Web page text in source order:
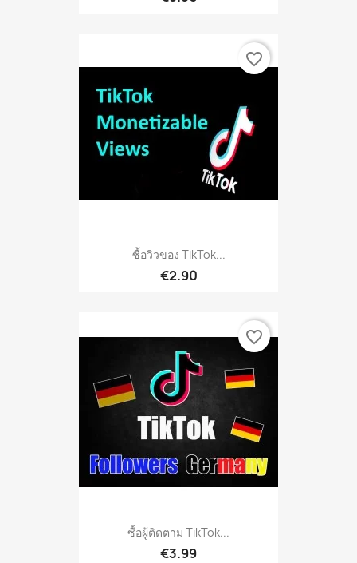
ซื้อวิวของ TikTok...
€2.90
favorite_border
ซื้อผู้ติดตาม TikTok...
€3.99
favorite_border